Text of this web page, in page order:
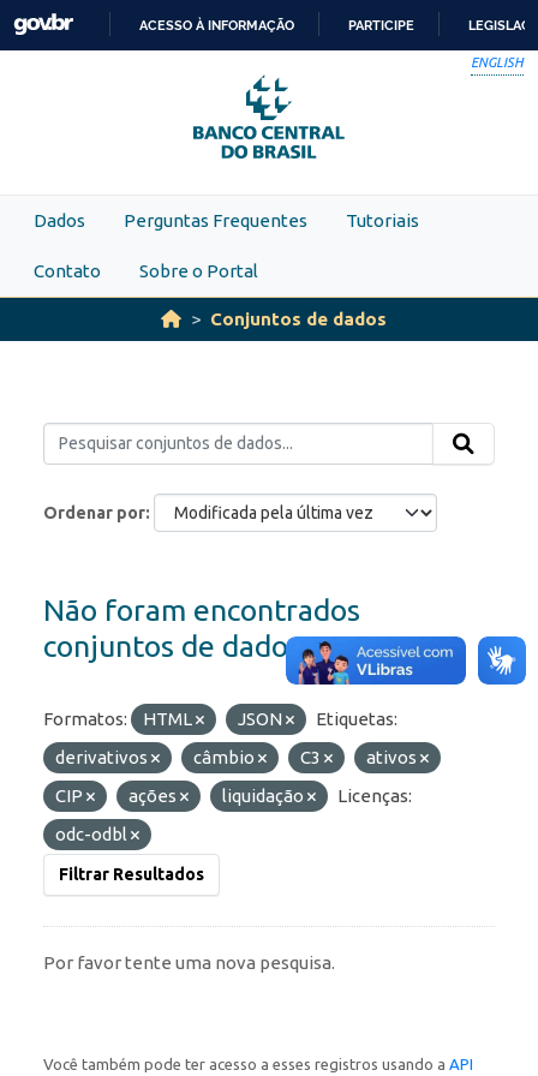
Skip to main content
PARA
O
CONTEÚDO
ACESSO À INFORMAÇÃO PARTICIPE
ENGLISH
Dados Perguntas Frequentes Tutoriais
Contato Sobre o Portal
Conjuntos de dados
Ordenar por
Não foram encontrados
conjuntos de dados
Formatos: HTML JSON
Etiquetas:
derivativos
câmbio C3
ativos
CIP
ações liquidação
Licenças:
odc-odbl
Filtrar Resultados
Por favor tente uma nova pesquisa.
Você também pode ter acesso a esses registros usando a API